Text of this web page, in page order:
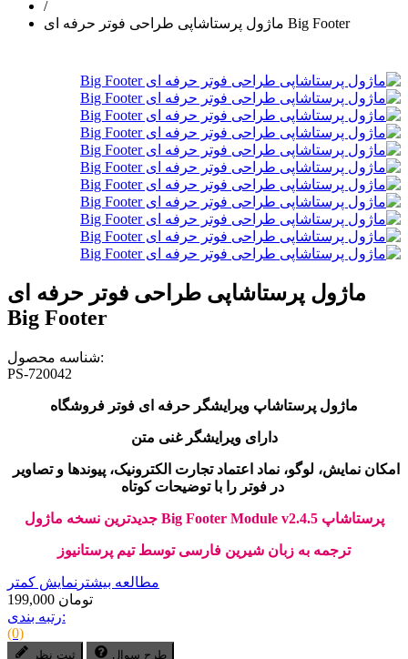
/
ماژول پرستاشاپی طراحی فوتر حرفه ای Big Footer
ماژول پرستاشاپی طراحی فوتر حرفه ای
Big Footer
شناسه محصول:
PS-720042
ماژول پرستاشاپ ویرایشگر حرفه ای فوتر فروشگاه
دارای ویرایشگر غنی متن
امکان نمایش، لوگو، نماد اعتماد تجارت الکترونیک، پیوندها و تصاویر
در فوتر را با توضیحات کوتاه
جدیدترین نسخه ماژول Big Footer Module v2.4.5 پرستاشاپ
ترجمه به زبان شیرین فارسی توسط تیم پرستانیوز
مطالعه بیشتر نمایش کمتر
199,000 تومان
رتبه بندی:
(0)
ثبت نظر طرح سوال